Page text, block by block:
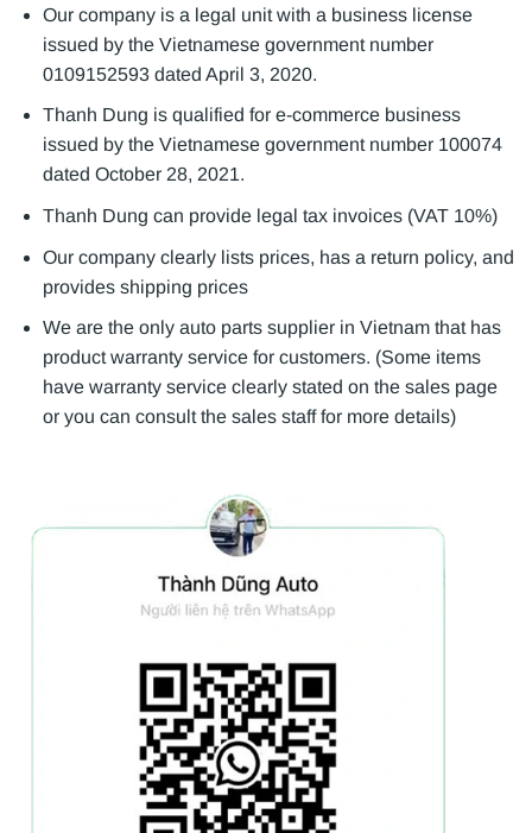
Our company is a legal unit with a business license
issued by the Vietnamese government number
0109152593 dated April 3, 2020.
Thanh Dung is qualified for e-commerce business
issued by the Vietnamese government number 100074
dated October 28, 2021.
Thanh Dung can provide legal tax invoices (VAT 10%)
Our company clearly lists prices, has a return policy, and
provides shipping prices
We are the only auto parts supplier in Vietnam that has
product warranty service for customers. (Some items
have warranty service clearly stated on the sales page
or you can consult the sales staff for more details)